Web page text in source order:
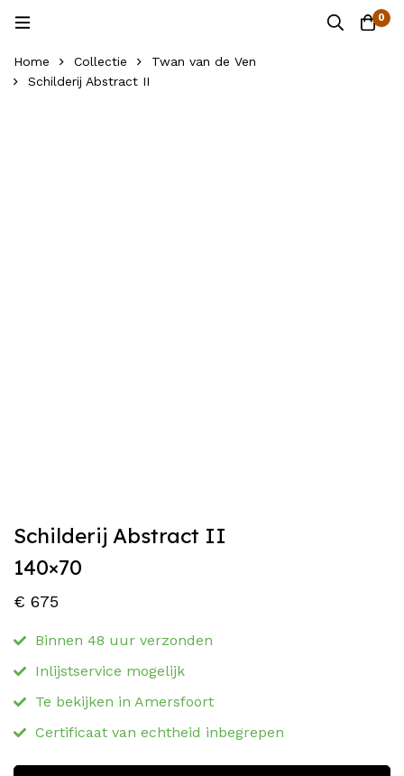
0
Home Collectie
Twan van de Ven
Schilderij Abstract II
Schilderij Abstract II
140×70
€ 675
Binnen 48 uur verzonden
Inlijstservice mogelijk
Te bekijken in Amersfoort
Certificaat van echtheid inbegrepen